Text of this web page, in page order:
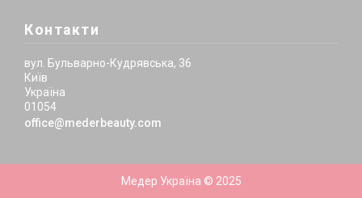
Контакти
вул. Бульварно-Кудрявська, 36
Київ
Україна
01054
office@mederbeauty.com
Медер Україна © 2025